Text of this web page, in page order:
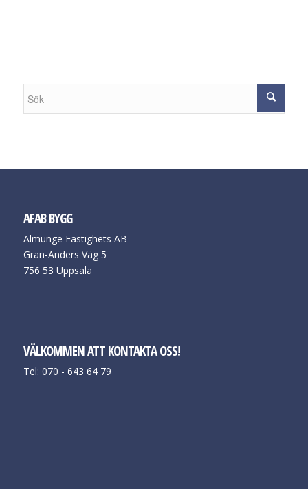
AFAB BYGG
Almunge Fastighets AB
Gran-Anders Väg 5
756 53 Uppsala
VÄLKOMMEN ATT KONTAKTA OSS!
Tel: 070 - 643 64 79